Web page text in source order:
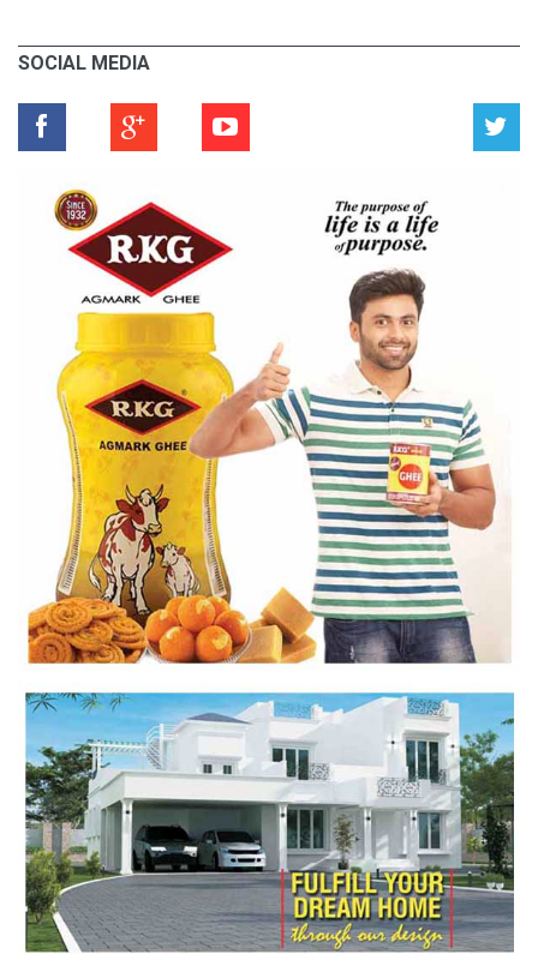
SOCIAL MEDIA